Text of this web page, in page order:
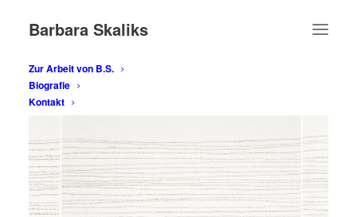
Barbara Skaliks
Zur Arbeit von B.S.
Biografie
Kontakt